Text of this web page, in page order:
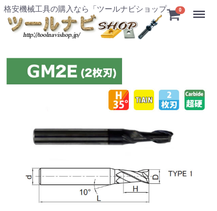
0
格安機械工具の購入なら「ツールナビショップ」 Menu